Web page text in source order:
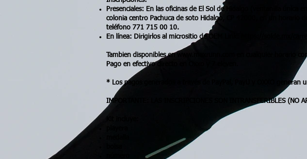
Presenciales: En las oficinas de El Sol de Hidalgo (ventanilla
colonia centro Pachuca de soto Hidalgo, CP 42000, en un horario
teléfono 771 715 00 10.
En línea: Dirigirlos al micrositio de OEM Link:
https://solde.mx/
Tambien disponibles en
en cualquier horario
Pago en efectivo directo en Oxxo y 7 eleven.
* Los pagos generados a través de PayPal, PayU y OXXO
IMPORTANTE: LAS INSCRIPCIONES SON INTRANSFERIBLES (NO